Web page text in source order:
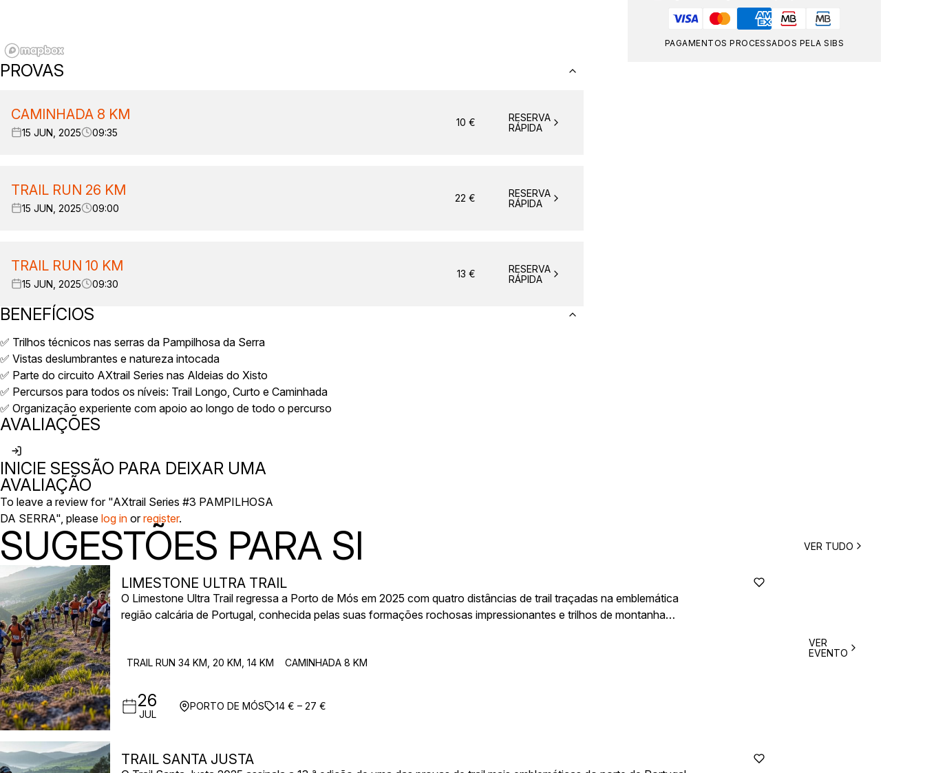
PROVAS
CAMINHADA 8 KM
15 JUN, 2025 09:35
10 €
RESERVA
RÁPIDA
TRAIL RUN 26 KM
15 JUN, 2025 09:00
22 €
RESERVA
RÁPIDA
TRAIL RUN 10 KM
15 JUN, 2025 09:30
13 €
RESERVA
RÁPIDA
BENEFÍCIOS
✅ Trilhos técnicos nas serras da Pampilhosa da Serra
✅ Vistas deslumbrantes e natureza intocada
✅ Parte do circuito AXtrail Series nas Aldeias do Xisto
✅ Percursos para todos os níveis: Trail Longo, Curto e Caminhada
✅ Organização experiente com apoio ao longo de todo o percurso
AVALIAÇÕES
INICIE SESSÃO PARA DEIXAR UMA
AVALIAÇÃO
To leave a review for "AXtrail Series #3 PAMPILHOSA
DA SERRA", please log in orregister.
PAGAMENTOS PROCESSADOS PELA SIBS
SUGESTÕES PARA SI VER TUDO
LIMESTONE ULTRA TRAIL
O Limestone Ultra Trail regressa a Porto de Mós em 2025 com quatro distâncias de trail traçadas na emblemática
região calcária de Portugal, conhecida pelas suas formações rochosas impressionantes e trilhos de montanha
As partidas ao final da tarde permitem aos participantes desfrutar da luz dourada do entardecer pelos trilhos da Serra.
TRAIL RUN 34 KM, 20 KM, 14 KM CAMINHADA 8 KM
26
JUL
PORTO DE MÓS 14 € – 27 €
VER
EVENTO
TRAIL SANTA JUSTA